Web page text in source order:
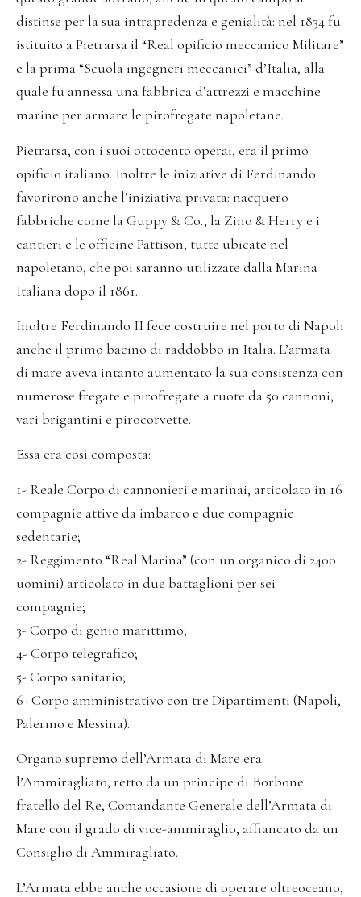
distinse per la sua intrapredenza e genialità: nel 1834 fu
istituito a Pietrarsa il “Real opificio meccanico Militare”
e la prima “Scuola ingegneri meccanici” d’Italia, alla
quale fu annessa una fabbrica d’attrezzi e macchine
marine per armare le pirofregate napoletane.
Pietrarsa, con i suoi ottocento operai, era il primo
opificio italiano. Inoltre le iniziative di Ferdinando
favorirono anche l’iniziativa privata: nacquero
fabbriche come la Guppy & Co., la Zino & Herry e i
cantieri e le officine Pattison, tutte ubicate nel
napoletano, che poi saranno utilizzate dalla Marina
Italiana dopo il 1861.
Inoltre Ferdinando II fece costruire nel porto di Napoli
anche il primo bacino di raddobbo in Italia. L’armata
di mare aveva intanto aumentato la sua consistenza con
numerose fregate e pirofregate a ruote da 50 cannoni,
vari brigantini e pirocorvette.
Essa era così composta:
1- Reale Corpo di cannonieri e marinai, articolato in 16
compagnie attive da imbarco e due compagnie
sedentarie;
2- Reggimento “Real Marina” (con un organico di 2400
uomini) articolato in due battaglioni per sei
compagnie;
3- Corpo di genio marittimo;
4- Corpo telegrafico;
5- Corpo sanitario;
6- Corpo amministrativo con tre Dipartimenti (Napoli,
Palermo e Messina).
Organo supremo dell’Armata di Mare era
l’Ammiragliato, retto da un principe di Borbone
fratello del Re, Comandante Generale dell’Armata di
Mare con il grado di vice-ammiraglio, affiancato da un
Consiglio di Ammiragliato.
L’Armata ebbe anche occasione di operare oltreoceano,